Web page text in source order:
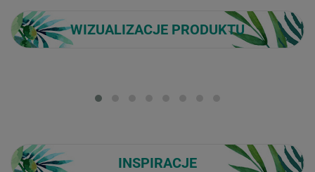
WIZUALIZACJE PRODUKTU
INSPIRACJE